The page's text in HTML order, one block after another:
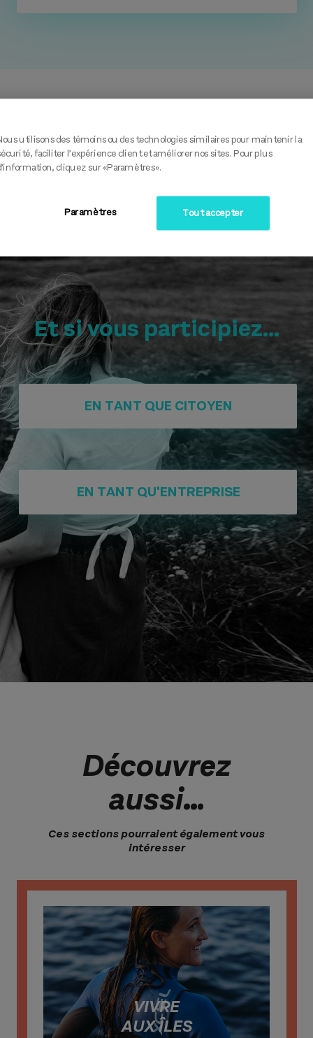
Et si vous participiez...
EN TANT QUE CITOYEN
EN TANT QU'ENTREPRISE
Découvrez
aussi…
Ces sections pourraient également vous
intéresser
VIVRE
AUX ÎLES
utilisons des témoins ou des technologies similaires pour maintenir la
faciliter l’expérience client et améliorer nos sites. Pour plus
cliquez sur «Paramètres».
Tout accepter
Paramètres